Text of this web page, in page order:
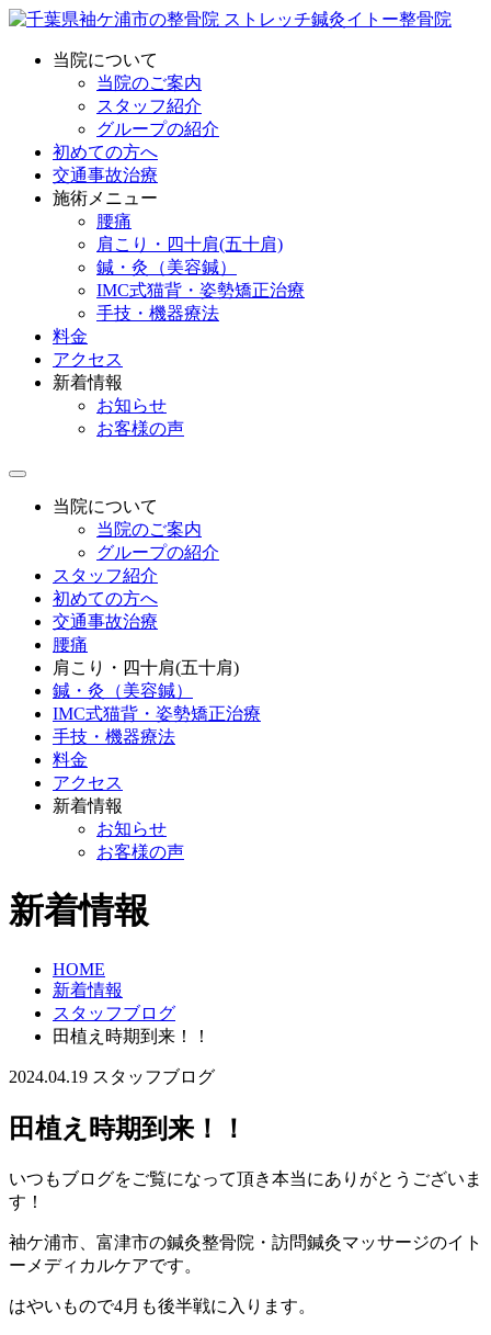
当院について
当院のご案内
スタッフ紹介
グループの紹介
初めての方へ
交通事故治療
施術メニュー
腰痛
肩こり・四十肩(五十肩)
鍼・灸（美容鍼）
IMC式猫背・姿勢矯正治療
手技・機器療法
料金
アクセス
新着情報
お知らせ
お客様の声
当院について
当院のご案内
グループの紹介
スタッフ紹介
初めての方へ
交通事故治療
腰痛
肩こり・四十肩(五十肩)
鍼・灸（美容鍼）
IMC式猫背・姿勢矯正治療
手技・機器療法
料金
アクセス
新着情報
お知らせ
お客様の声
新着情報
HOME
新着情報
スタッフブログ
田植え時期到来！！
2024.04.19 スタッフブログ
田植え時期到来！！
いつもブログをご覧になって頂き本当にありがとうございま
す！
袖ケ浦市、富津市の鍼灸整骨院・訪問鍼灸マッサージのイト
ーメディカルケアです。
はやいもので4月も後半戦に入ります。